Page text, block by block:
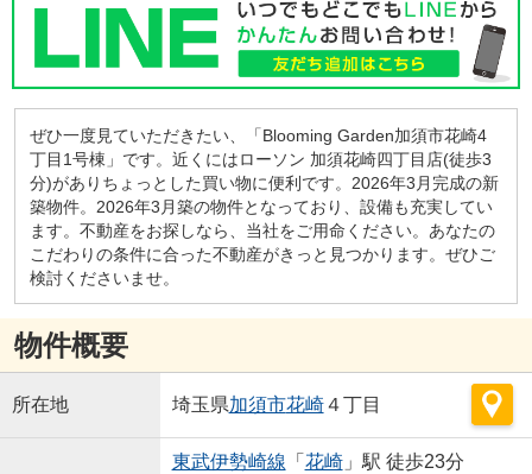
ぜひ一度見ていただきたい、「Blooming Garden加須市花崎4
丁目1号棟」です。近くにはローソン 加須花崎四丁目店(徒歩3
分)がありちょっとした買い物に便利です。2026年3月完成の新
築物件。2026年3月築の物件となっており、設備も充実してい
ます。不動産をお探しなら、当社をご用命ください。あなたの
こだわりの条件に合った不動産がきっと見つかります。ぜひご
検討くださいませ。
物件概要
所在地 埼玉県加須市花崎４丁目
東武伊勢崎線 「 花崎」駅 徒歩23分